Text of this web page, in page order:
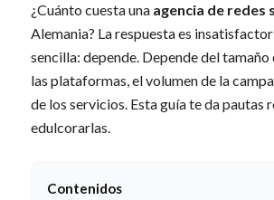
¿Cuánto cuesta una agencia de redes
Alemania? La respuesta es
sencilla: depende. Depende del tamaño
las plataformas, el volumen de la
de los servicios. Esta guía te da pautas
edulcorarlas.
Contenidos